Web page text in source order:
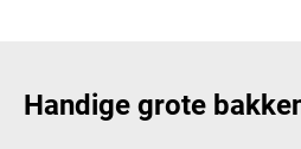
Handige grote